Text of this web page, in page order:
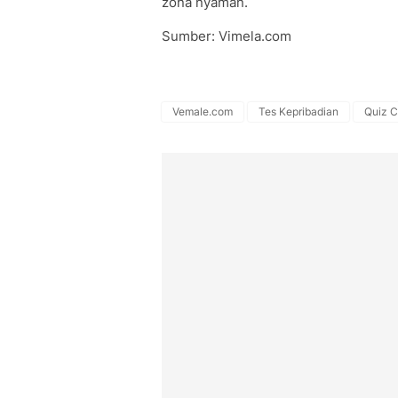
Sumber: Vimela.com
Vemale.com Tes Kepribadian Quiz